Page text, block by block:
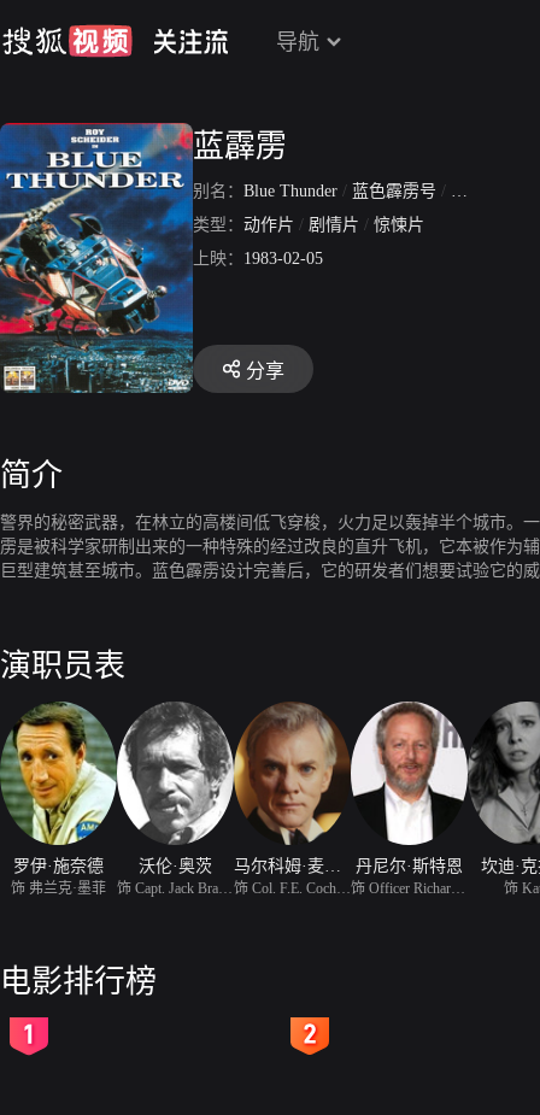
导航
蓝霹雳
别名： Blue Thunder / 蓝色霹雳号 / 蓝色霹雳
类型： 动作片 / 剧情片 / 惊悚片
上映： 1983-02-05
分享
简介
警界的秘密武器，在林立的高楼间低飞穿梭，火力足以轰掉半个城市。
雳是被科学家研制出来的一种特殊的经过改良的直升飞机，它本被作为
巨型建筑甚至城市。蓝色霹雳设计完善后，它的研发者们想要试验它的
演职员表
罗伊·施奈德
饰 弗兰克·墨菲
沃伦·奥茨
饰 Col. F.E. Cochrane
丹尼尔·斯特恩 坎迪·
饰
电影排行榜